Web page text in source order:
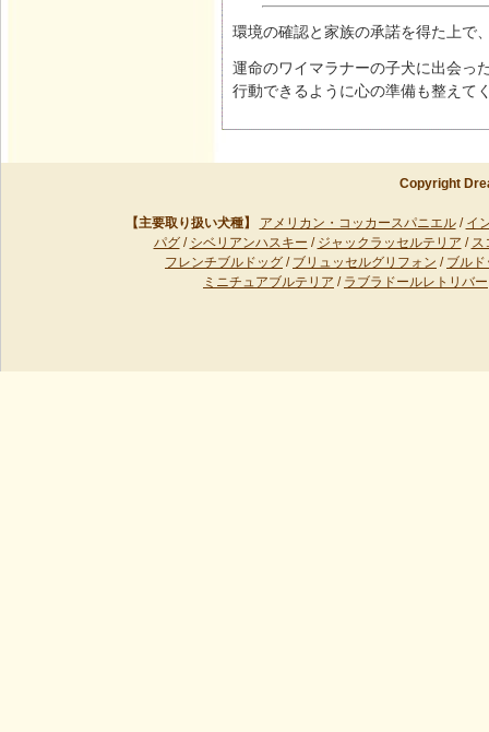
環境の確認と家族の承諾を得た上で
運命のワイマラナーの子犬に出会っ
行動できるように心の準備も整えて
Copyright
【主要取り扱い犬種】 アメリカン・コッカースパニエル/ イ
パグ/ シベリアンハスキー / ジャックラッセルテリア / ス
フレンチブルドッグ / ブリュッセルグリフォン / ブルド
ミニチュアブルテリア / ラブラドールレトリバー